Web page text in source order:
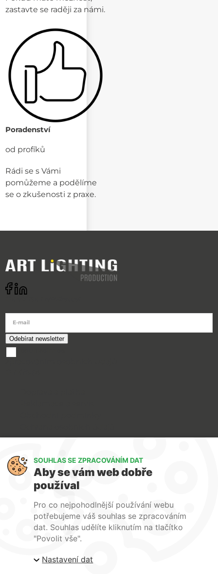
zastavte se raději za námi.
Poradenství
od profíků
Rádi se s Vámi
pomůžeme a podělíme
se o zkušenosti z praxe.
E-mail
O nás
Kontakty
| ARTlighting.cz, Komenského 427 Újezd u Brna, 664
SOUHLAS SE ZPRACOVÁNÍM DAT
Aby se vám web dobře
používal
Pro co nejpohodlnější používání webu
potřebujeme váš souhlas se zpracováním
dat. Souhlas udělíte kliknutím na tlačítko
"Povolit vše".
Nastavení dat